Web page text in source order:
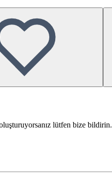
lütfen bize bildirin.